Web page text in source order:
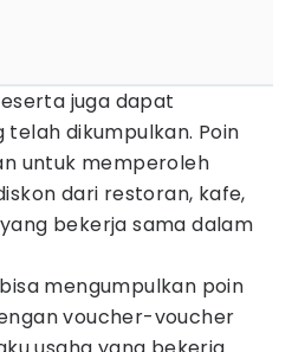
juga dapat
dikumpulkan. Poin
untuk memperoleh
dari restoran, kafe,
bekerja sama dalam
mengumpulkan poin
voucher-voucher